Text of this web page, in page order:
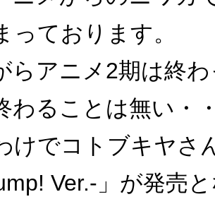
っております。
らアニメ2期は終
わることは無い・
けでコトブキヤさ
Ver.-」が発売